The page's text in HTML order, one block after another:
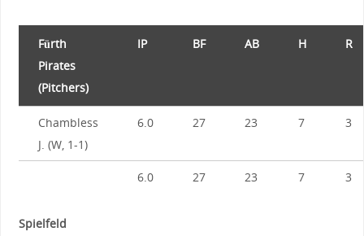
Fürth
Pirates
(Pitchers)
IP BF AB H R
Chambless
J. (W, 1-1)
6.0 27 23 7 3
6.0 27 23 7 3
Spielfeld